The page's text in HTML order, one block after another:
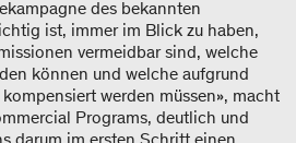
des bekannten
ist, immer im Blick zu haben,
vermeidbar sind, welche
können und welche aufgrund
werden müssen», macht
Programs, deutlich und